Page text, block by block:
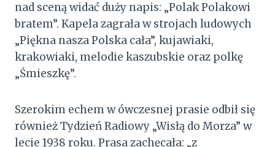
nad sceną widać duży napis: „Polak Polakowi
bratem”. Kapela zagrała w strojach ludowych
„Piękna nasza Polska cała”, kujawiaki,
krakowiaki, melodie kaszubskie oraz polkę
„Śmieszkę”.
Szerokim echem w ówczesnej prasie odbił się
również Tydzień Radiowy „Wisłą do Morza” w
lecie 1938 roku. Prasa zachęcała: „z